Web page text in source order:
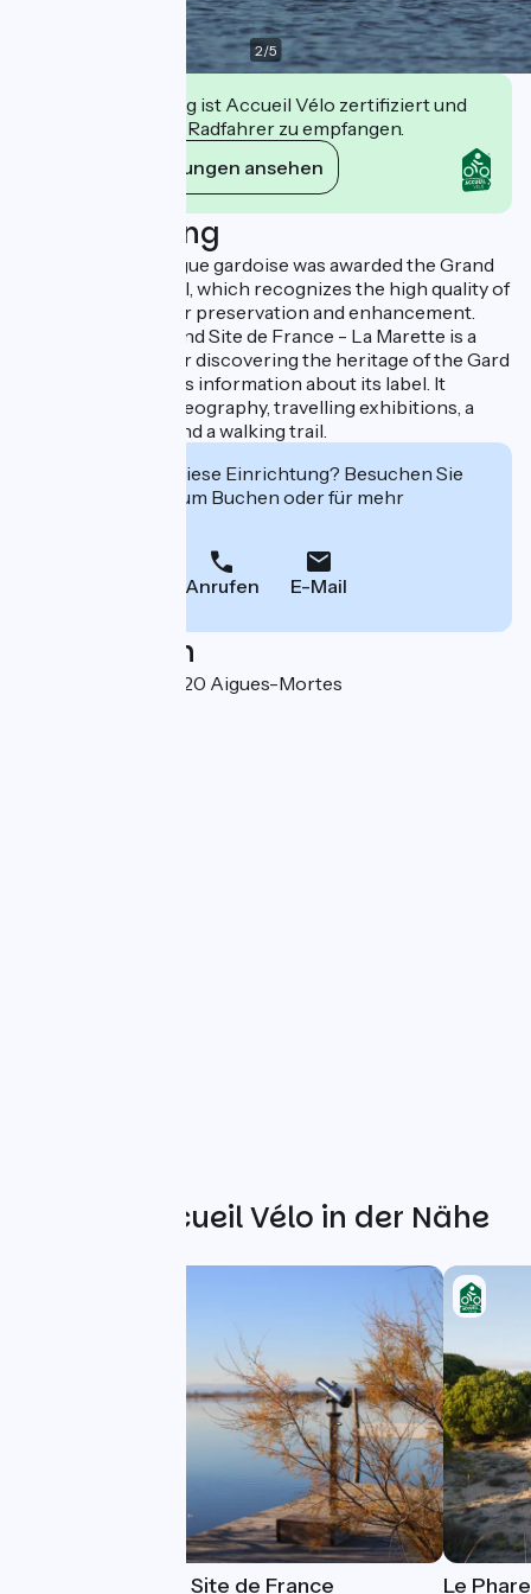
2/5
Diese Einrichtung ist Accueil Vélo zertifiziert und
verpflichtet sich, Radfahrer zu empfangen.
Ihre Verpflichtungen ansehen
Beschreibung
In 2014, the Camargue gardoise was awarded the Grand
Site de France label, which recognizes the high quality of
its landscapes, their preservation and enhancement.
The Maison du Grand Site de France - La Marette is a
resource center for discovering the heritage of the Gard
Camargue, as well as information about its label. It
features a rich museography, travelling exhibitions, a
specialized store and a walking trail.
Interessiert Sie diese Einrichtung? Besuchen Sie
deren Website zum Buchen oder für mehr
Anrufen E-Mail
Localisation
Route du Môle 30220 Aigues-Mortes
Weitere Accueil Vélo in der Nähe
Maison du Grand Site de France
Le